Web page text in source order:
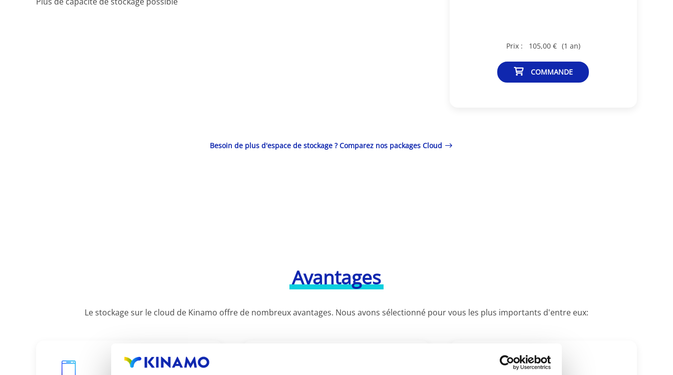
Prix : 105,00 € (1 an)
COMMANDE
Besoin de plus d'espace de stockage ? Comparez nos packages Cloud
Avantages
Le stockage sur le cloud de Kinamo offre de nombreux avantages. Nous avons sélectionné pour vous les plus importants d'entre eux: